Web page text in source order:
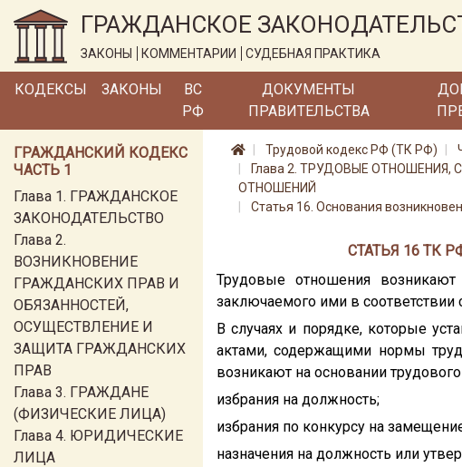
ГРАЖДАНСКОЕ
ЗАКОНЫ КОММЕНТАРИИ СУДЕБНАЯ ПРАКТИКА
КОДЕКСЫ ЗАКОНЫ
ВС
РФ
ДОКУМЕНТЫ
ПРАВИТЕЛЬСТВА
ГРАЖДАНСКИЙ КОДЕКС
ЧАСТЬ 1
Глава 1. ГРАЖДАНСКОЕ
ЗАКОНОДАТЕЛЬСТВО
Глава 2.
ВОЗНИКНОВЕНИЕ
ГРАЖДАНСКИХ ПРАВ И
ОБЯЗАННОСТЕЙ,
ОСУЩЕСТВЛЕНИЕ И
ЗАЩИТА ГРАЖДАНСКИХ
ПРАВ
Глава 3. ГРАЖДАНЕ
(ФИЗИЧЕСКИЕ ЛИЦА)
Глава 4. ЮРИДИЧЕСКИЕ
ЛИЦА
Трудовой кодекс РФ (ТК РФ)
Глава 2. ТРУДОВЫЕ
ОТНОШЕНИЙ
Статья 16. Основания
СТАТЬЯ 16 ТК
Трудовые отношения
заключаемого ими в соответствии
В случаях и порядке, которые
актами, содержащими нормы
возникают на основании
избрания на должность;
избрания по конкурсу на
назначения на должность или